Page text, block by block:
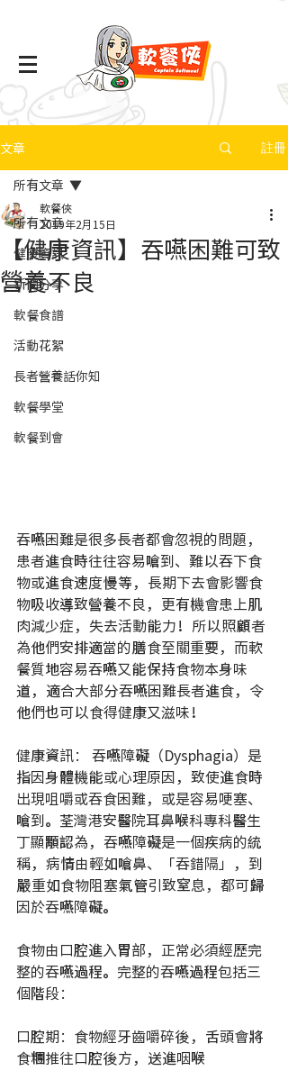
文章 註冊
所有文章
健康資訊
新聞分享
軟餐食譜
活動花絮
長者營養話你知
軟餐學堂
軟餐到會
所有文章
【健康資訊】吞嚥困難可致
營養不良
軟餐俠
2019年2月15日
吞嚥困難是很多長者都會忽視的問題，
患者進食時往往容易嗆到、難以吞下食
物或進食速度慢等，長期下去會影響食
物吸收導致營養不良，更有機會患上肌
肉減少症，失去活動能力！所以照顧者
為他們安排適當的膳食至關重要，而軟
餐質地容易吞嚥又能保持食物本身味
道，適合大部分吞嚥困難長者進食，令
他們也可以食得健康又滋味！
健康資訊： 吞嚥障礙（Dysphagia）是
指因身體機能或心理原因，致使進食時
出現咀嚼或吞食困難，或是容易哽塞、
嗆到。荃灣港安醫院耳鼻喉科專科醫生
丁顯顒認為，吞嚥障礙是一個疾病的統
稱，病情由輕如嗆鼻、「吞錯隔」，到
嚴重如食物阻塞氣管引致窒息，都可歸
因於吞嚥障礙。
食物由口腔進入胃部，正常必須經歷完
整的吞嚥過程。完整的吞嚥過程包括三
個階段：
口腔期：食物經牙齒嚼碎後，舌頭會將
食糰推往口腔後方，送進咽喉